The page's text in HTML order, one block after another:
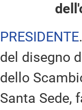
PRESIDENTE
del disegno
dello
Santa Sede,